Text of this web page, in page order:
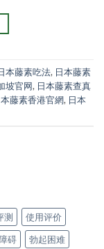
本藤素吃法, 日本藤素
坡官网, 日本藤素查真
本藤素香港官網, 日本
测
使用评价
碍
勃起困难